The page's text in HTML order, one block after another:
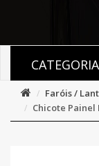
Faróis /
Chicote Painel